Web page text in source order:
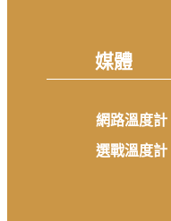
媒體
網路溫度計
選戰溫度計